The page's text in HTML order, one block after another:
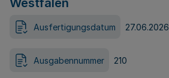
Westfalen
Ausfertigungsdatum 27.06.2026
Ausgabennummer 210